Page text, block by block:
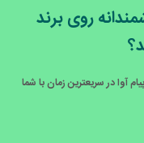
روی برند
آوا در سریعترین زمان با شما